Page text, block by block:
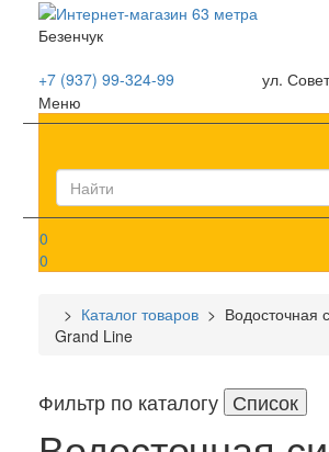
Безенчук
+7 (937) 99-324-99
ул.
Меню
0
0
> Каталог товаров > Водосточная
Grand Line
Фильтр по каталогу Список